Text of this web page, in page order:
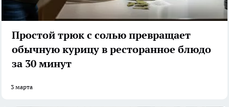
Простой трюк с солью превращает
обычную курицу в ресторанное блюдо
за 30 минут
3 марта